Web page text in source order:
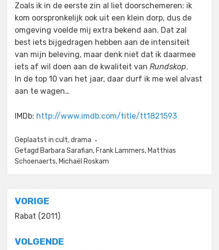
Zoals ik in de eerste zin al liet doorschemeren: ik
kom oorspronkelijk ook uit een klein dorp, dus de
omgeving voelde mij extra bekend aan. Dat zal
best iets bijgedragen hebben aan de intensiteit
van mijn beleving, maar denk niet dat ik daarmee
iets af wil doen aan de kwaliteit van Rundskop.
In de top 10 van het jaar, daar durf ik me wel alvast
aan te wagen…
IMDb: http://www.imdb.com/title/tt1821593
Geplaatst in cult,drama
Getagd Barbara Sarafian, Frank Lammers, Matthias
Schoenaerts, Michaël Roskam
Bericht
navigatie
VORIGE
Rabat (2011)
VOLGENDE